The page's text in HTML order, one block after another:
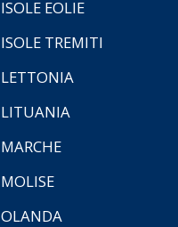
ISOLE EOLIE
ISOLE TREMITI
LETTONIA
LITUANIA
MARCHE
MOLISE
OLANDA